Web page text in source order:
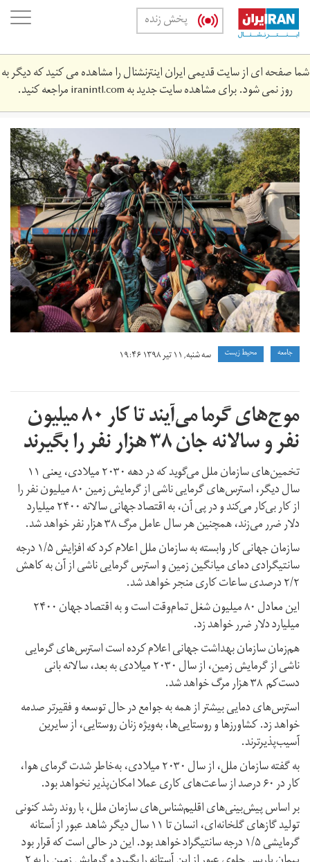
Skip
main
content
پخش زنده
شما صفحه ای از سایت قدیمی ایران اینترنشنال را مشاهده می کنید که دیگر به
روز نمی شود. برای مشاهده سایت جدید بهiranintl.comمراجعه کنید.
main.jpg
جامعه محیط زیست سه شنبه, ۱۱ تیر ۱۳۹۸ ۱۹:۴۶
موج‌های گرما می‌آیند تا کار ۸۰ میلیون
نفر و سالانه جان ۳۸ هزار نفر را بگیرند
تخمین‌های سازمان ملل می‌گوید که در دهه ۲۰۳۰ میلادی، یعنی ۱۱
سال دیگر، استرس‌های گرمایی ناشی از گرمایش زمین ۸۰ میلیون نفر را
از کار بی‌کار می‌کند و در پی آن، به اقتصاد جهانی سالانه ۲۴۰۰ میلیارد
دلار ضرر می‌زند، همچنین هر سال عامل مرگ ۳۸ هزار نفر خواهد شد.
سازمان جهانی کار وابسته به سازمان ملل اعلام کرد که افزایش ۱/۵ درجه
سانتیگرادی دمای میانگین زمین و استرس گرمایی ناشی از آن به کاهش
۲/۲ درصدی ساعات کاری منجر خواهد شد.
این معادل ۸۰ میلیون شغل تمام‌وقت است و به اقتصاد جهان ۲۴۰۰
میلیارد دلار ضرر خواهد زد.
هم‌زمان سازمان بهداشت جهانی اعلام کرده است استرس‌های گرمایی
ناشی از گرمایش زمین، از سال ۲۰۳۰ میلادی به بعد، سالانه بانی
دست‌کم ۳۸ هزار مرگ خواهد شد.
استرس‌های دمایی بیشتر از همه به جوامع در حال توسعه و فقیرتر صدمه
خواهد زد. کشاورزها و روستایی‌ها، به‌ویژه زنان روستایی، از سایرین
آسیب‌پذیرترند.
به گفته سازمان ملل، از سال ۲۰۳۰ میلادی، به‌خاطر شدت گرمای هوا،
کار در ۶۰ درصد از ساعت‌های کاری عملا امکان‌پذیر نخواهد بود.
بر اساس پیش‌بینی‌های اقلیم‌شناس‌های سازمان ملل، با روند رشد کنونی
تولید گازهای گلخانه‌ای، انسان تا ۱۱ سال دیگر شاهد عبور از آستانه
گرمایشی ۱/۵ درجه سانتیگراد خواهد بود. این در حالی است که قرار بود